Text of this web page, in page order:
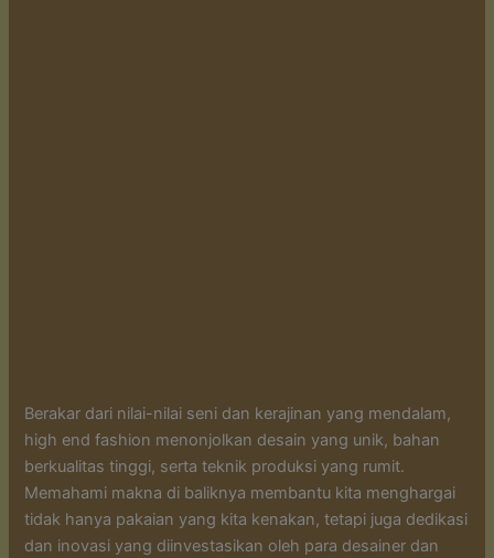
Berakar dari nilai-nilai seni dan kerajinan yang mendalam,
high end fashion menonjolkan desain yang unik, bahan
berkualitas tinggi, serta teknik produksi yang rumit.
Memahami makna di baliknya membantu kita menghargai
tidak hanya pakaian yang kita kenakan, tetapi juga dedikasi
dan inovasi yang diinvestasikan oleh para desainer dan